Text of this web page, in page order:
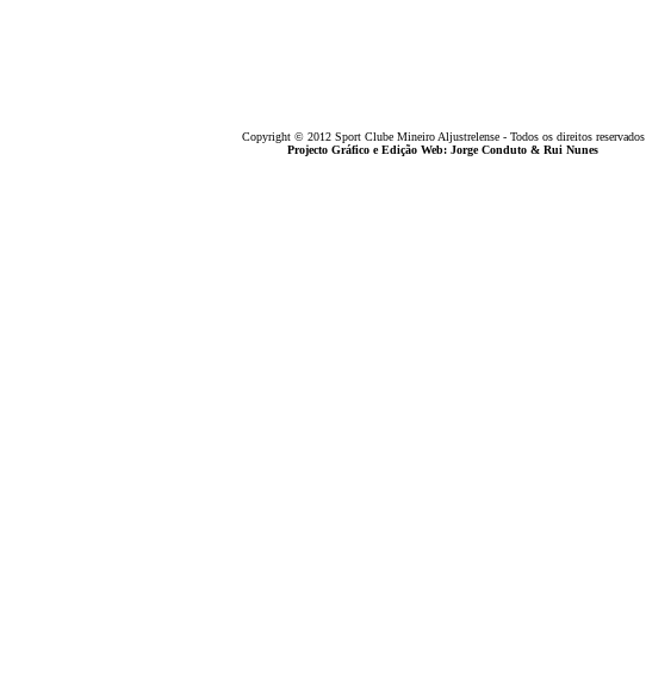
Copyright © 2012 Sport Clube Mineiro Aljustrelense - Todos os direitos reservados
Projecto Gráfico e Edição Web: Jorge Conduto & Rui Nunes